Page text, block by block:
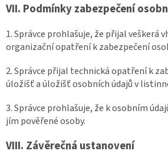
VII. Podmínky zabezpečení
1. Správce prohlašuje, že přijal veškerá
organizační opatření k zabezpečení
2. Správce přijal technická opatření k
úložišť a úložišť osobních údajů v
3. Správce prohlašuje, že k osobním
jím pověřené osoby.
VIII. Závěrečná ustanovení